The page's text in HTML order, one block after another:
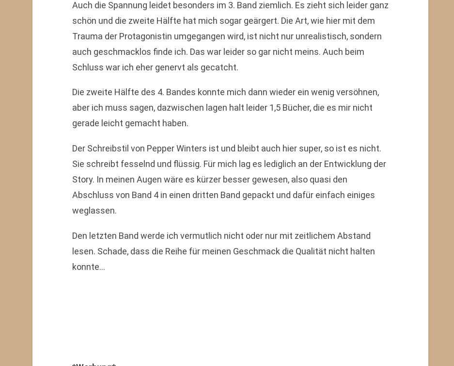
Auch die Spannung leidet besonders im 3. Band ziemlich. Es zieht sich leider ganz
schön und die zweite Hälfte hat mich sogar geärgert. Die Art, wie hier mit dem
Trauma der Protagonistin umgegangen wird, ist nicht nur unrealistisch, sondern
auch geschmacklos finde ich. Das war leider so gar nicht meins. Auch beim
Schluss war ich eher genervt als gecatcht.
Die zweite Hälfte des 4. Bandes konnte mich dann wieder ein wenig versöhnen,
aber ich muss sagen, dazwischen lagen halt leider 1,5 Bücher, die es mir nicht
gerade leicht gemacht haben.
Der Schreibstil von Pepper Winters ist und bleibt auch hier super, so ist es nicht.
Sie schreibt fesselnd und flüssig. Für mich lag es lediglich an der Entwicklung der
Story. In meinen Augen wäre es kürzer besser gewesen, also quasi den
Abschluss von Band 4 in einen dritten Band gepackt und dafür einfach einiges
weglassen.
Den letzten Band werde ich vermutlich nicht oder nur mit zeitlichem Abstand
lesen. Schade, dass die Reihe für meinen Geschmack die Qualität nicht halten
konnte…